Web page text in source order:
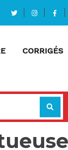
CORRIGÉS